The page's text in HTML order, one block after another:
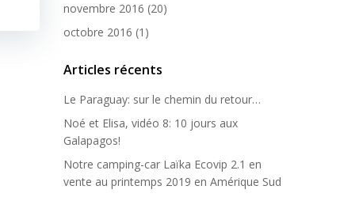
novembre 2016 (20)
octobre 2016 (1)
Articles récents
Le Paraguay: sur le chemin du retour…
Noé et Elisa, vidéo 8: 10 jours aux
Galapagos!
Notre camping-car Laïka Ecovip 2.1 en
vente au printemps 2019 en Amérique Sud